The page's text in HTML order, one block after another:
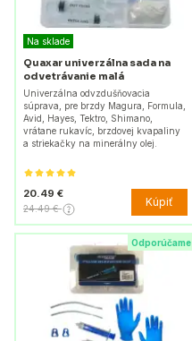
Na sklade
Quaxar univerzálna sada na
odvetrávanie malá
Univerzálna odvzdušňovacia
súprava, pre brzdy Magura, Formula,
Avid, Hayes, Tektro, Shimano,
vrátane rukavíc, brzdovej kvapaliny
a striekačky na minerálny olej.
20.49 €
24.49 € Kúpiť
Odporúčame